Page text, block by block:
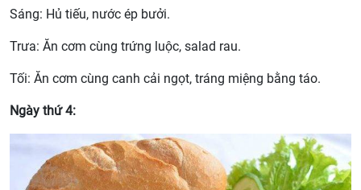
Sáng: Hủ tiếu, nước ép bưởi.
Trưa: Ăn cơm cùng trứng luộc, salad rau.
Tối: Ăn cơm cùng canh cải ngọt, tráng miệng bằng táo.
Ngày thứ 4: